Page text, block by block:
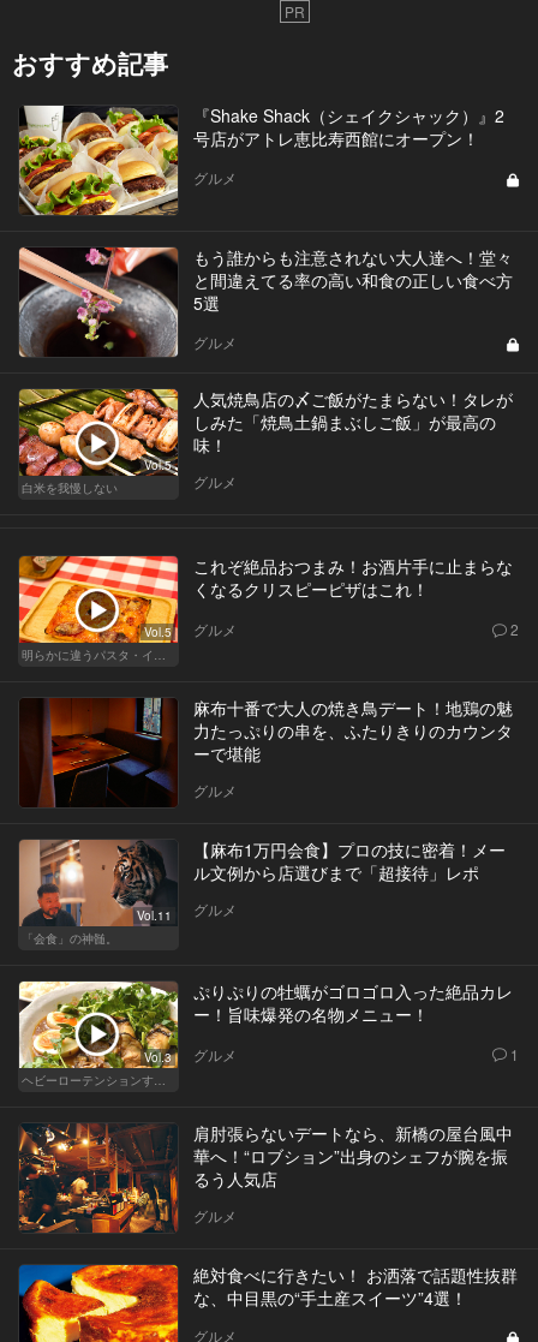
PR
おすすめ記事
『Shake Shack（シェイクシャック）』2
号店がアトレ恵比寿西館にオープン！
グルメ
もう誰からも注意されない大人達へ！堂々
と間違えてる率の高い和食の正しい食べ方
5選
グルメ
Vol.5
白米を我慢しない
人気焼鳥店の〆ご飯がたまらない！タレが
しみた「焼鳥土鍋まぶしご飯」が最高の
味！
グルメ
Vol.5
明らかに違うパスタ・イタリアン
これぞ絶品おつまみ！お酒片手に止まらな
くなるクリスピーピザはこれ！
グルメ 2
麻布十番で大人の焼き鳥デート！地鶏の魅
力たっぷりの串を、ふたりきりのカウンタ
ーで堪能
グルメ
Vol.11
「会食」の神髄。
【麻布1万円会食】プロの技に密着！メー
ル文例から店選びまで「超接待」レポ
グルメ
Vol.3
ヘビーローテンションするカレー
ぷりぷりの牡蠣がゴロゴロ入った絶品カレ
ー！旨味爆発の名物メニュー！
グルメ 1
肩肘張らないデートなら、新橋の屋台風中
華へ！“ロブション”出身のシェフが腕を振
るう人気店
グルメ
絶対食べに行きたい！ お洒落で話題性抜群
な、中目黒の“手土産スイーツ”4選！
グルメ